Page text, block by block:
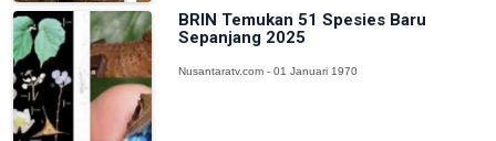
BRIN Temukan 51 Spesies Baru
Sepanjang 2025
Nusantaratv.com - 01 Januari 1970